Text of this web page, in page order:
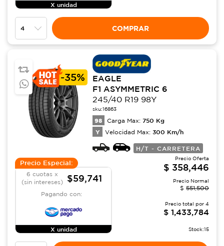
X unidad
COMPRAR
-35%
EAGLE
F1 ASYMMETRIC 6
245/40 R19 98Y
sku:16863
98 Carga Max: 750 Kg
Y Velocidad Max: 300 Km/h
H/T - CARRETERA
Precio Especial:
6 cuotas x
(sin intereses)
$59,741
Pagando con:
X unidad
Precio Oferta
$ 358,446
Precio Normal
$ 551,500
Precio total por 4
$ 1,433,784
Stock:15